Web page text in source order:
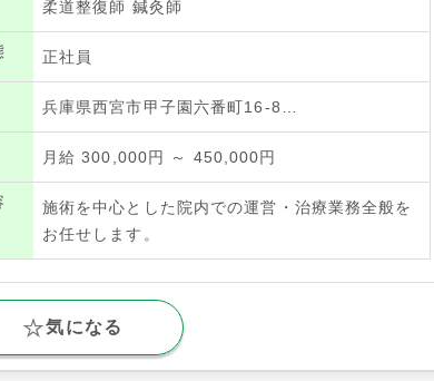
柔道整復師 鍼灸師
正社員
兵庫県西宮市甲子園六番町16-8…
月給 300,000円 ～ 450,000円
施術を中心とした院内での運営・治療業務全般を
お任せします。
気になる